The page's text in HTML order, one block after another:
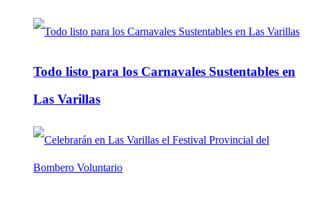
Todo listo para los Carnavales Sustentables en
Las Varillas